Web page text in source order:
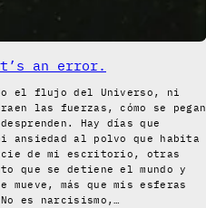
an error.
el flujo del Universo, ni
las fuerzas, cómo se pegan
Hay días que
ansiedad al polvo que habita
de mi escritorio, otras
que se detiene el mundo y
mueve, más que mis esferas
es narcisismo,…